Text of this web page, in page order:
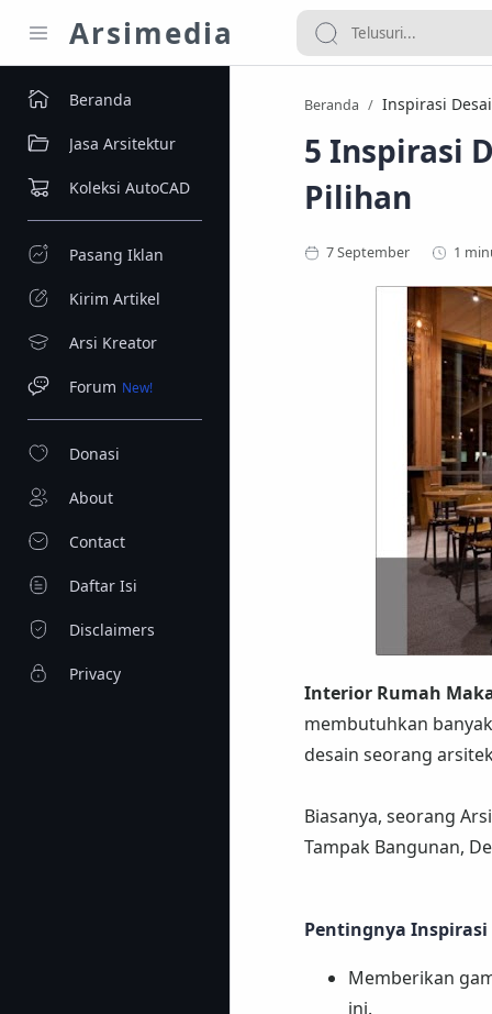
Arsimedia
Beranda
Jasa Arsitektur
Koleksi AutoCAD
Pasang Iklan
Kirim Artikel
Arsi Kreator
Forum
Donasi
About
Contact
Daftar Isi
Disclaimers
Privacy
Beranda Inspirasi
5 Inspirasi
Pilihan
1
Interior Rumah
membutuhkan
desain seorang
Biasanya, seorang
Tampak Bangunan,
Pentingnya
Memberikan
ini.